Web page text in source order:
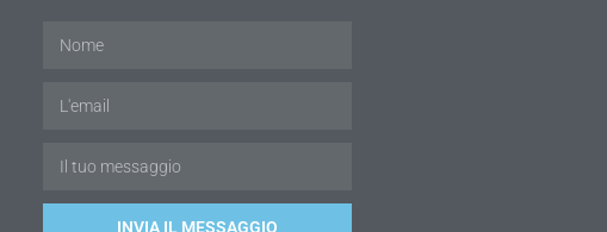
INVIA IL MESSAGGIO